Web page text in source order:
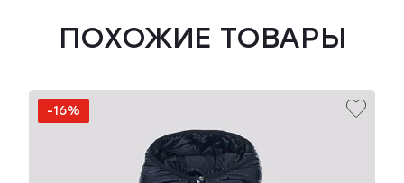
ПОХОЖИЕ ТОВАРЫ
-16%